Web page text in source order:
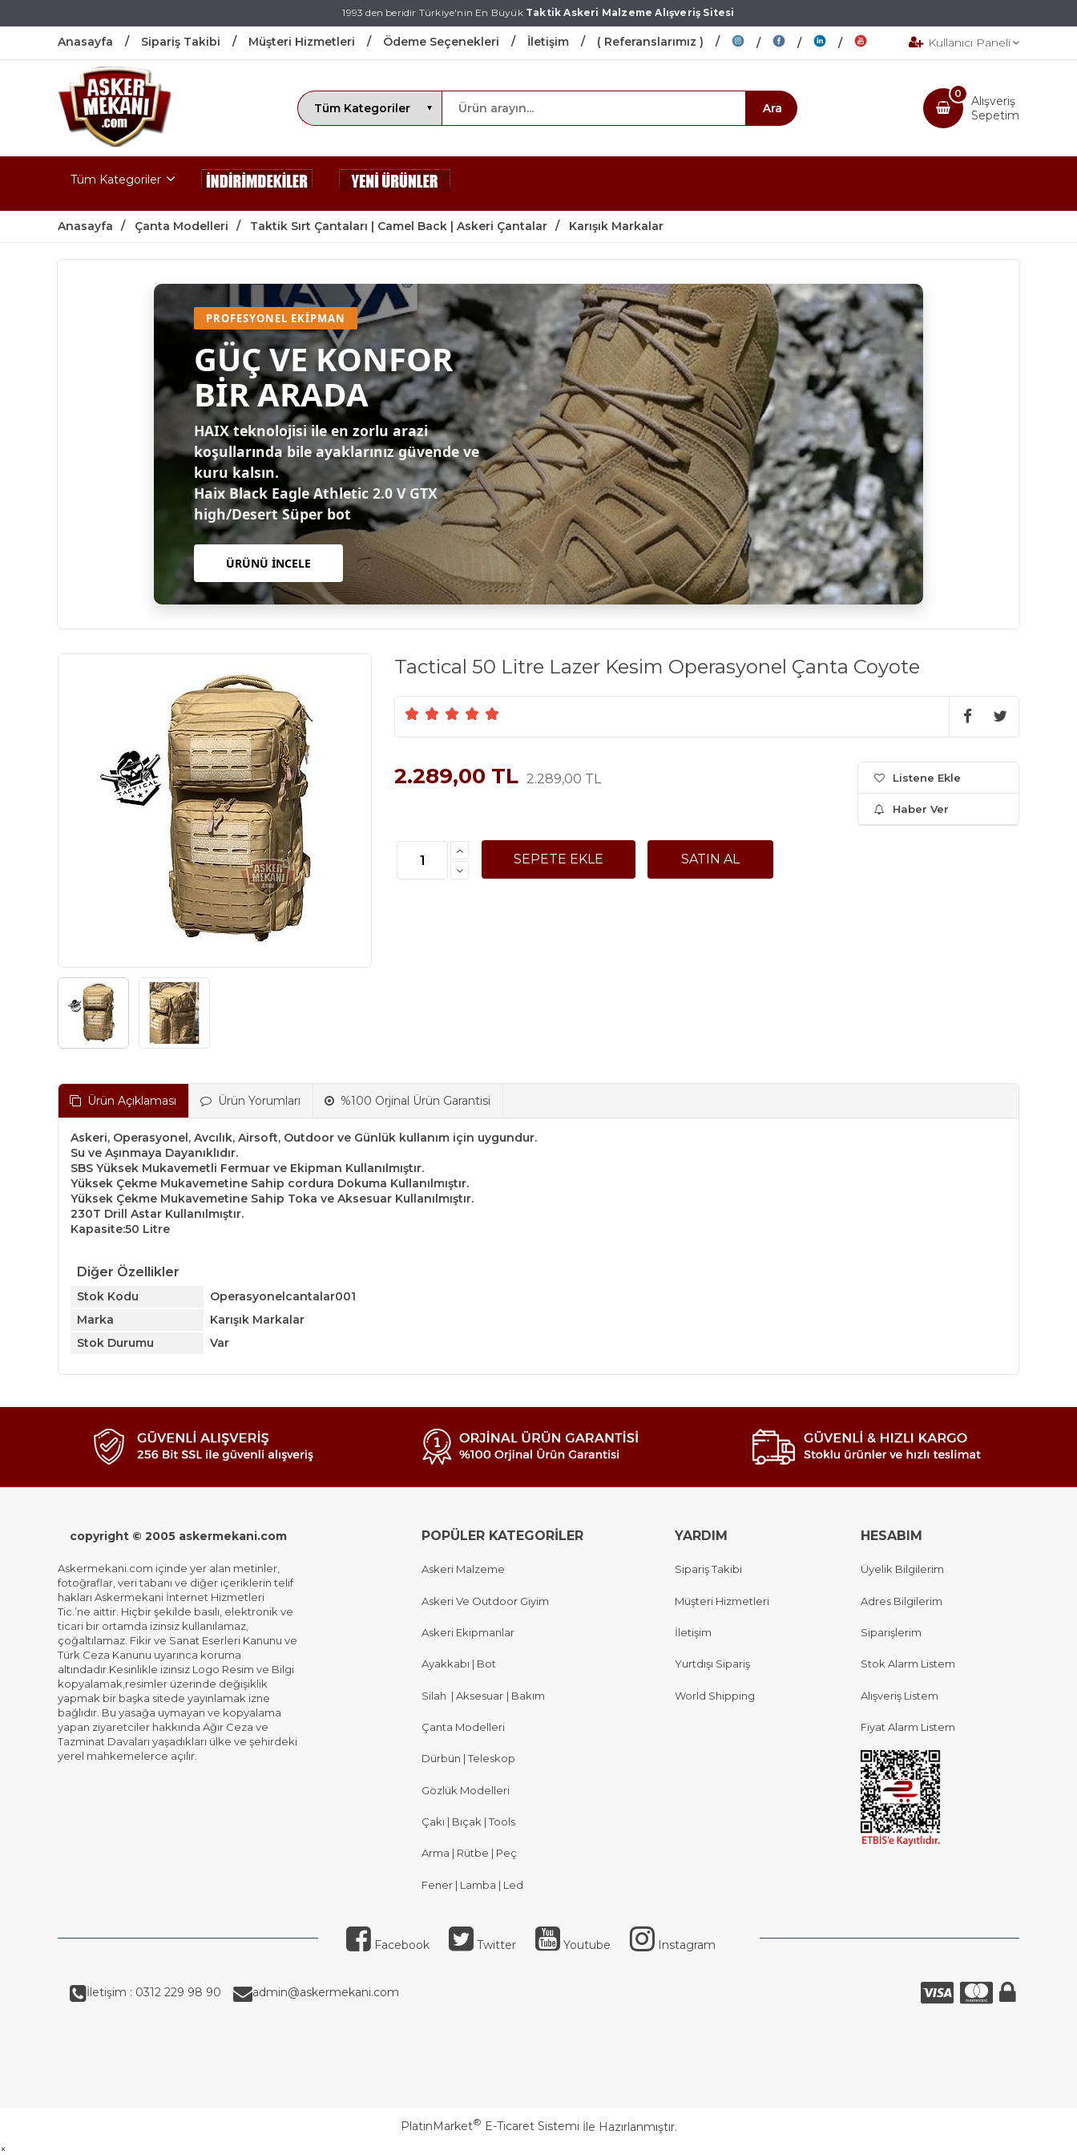
1993 den beridir Türkiye'nin En BüyükTaktik Askeri Malzeme Alışveriş Sitesi
Anasayfa Sipariş Takibi Müşteri Hizmetleri Ödeme Seçenekleri İletişim ( Referanslarımız ) Kullanıcı Paneli
Alışveriş
Sepetim
0
Tüm Kategoriler
Anasayfa Çanta Modelleri Taktik Sırt Çantaları | Camel Back | Askeri Çantalar Karışık Markalar
PROFESYONEL EKIPMAN
GÜÇ VE KONFOR
BİR ARADA
HAIX teknolojisi ile en zorlu arazi
koşullarında bile ayaklarınız güvende ve
kuru kalsın.
Haix Black Eagle Athletic 2.0 V GTX
high/Desert Süper bot
ÜRÜNÜ İNCELE
Tactical 50 Litre Lazer Kesim Operasyonel Çanta Coyote
2.289,00 TL 2.289,00 TL Listene Ekle
Haber Ver
Ürün Açıklaması Ürün Yorumları %100 Orjinal Ürün Garantisi
Askeri, Operasyonel, Avcılık, Airsoft, Outdoor ve Günlük kullanım için uygundur.
Su ve Aşınmaya Dayanıklıdır.
SBS Yüksek Mukavemetli Fermuar ve Ekipman Kullanılmıştır.
Yüksek Çekme Mukavemetine Sahip cordura Dokuma Kullanılmıştır.
Yüksek Çekme Mukavemetine Sahip Toka ve Aksesuar Kullanılmıştır.
230T Drill Astar Kullanılmıştır.
Kapasite:50 Litre
Diğer Özellikler
Stok Kodu
Operasyonelcantalar001
Marka
Karışık Markalar
Stok Durumu
Var
copyright © 2005 askermekani.com
Askermekani.com içinde yer alan metinler,
fotoğraflar, veri tabanı ve diğer içeriklerin telif
hakları Askermekani İnternet Hizmetleri
Tic.’ne aittir. Hiçbir şekilde basılı, elektronik ve
ticari bir ortamda izinsiz kullanılamaz,
çoğaltılamaz. Fikir ve Sanat Eserleri Kanunu ve
Türk Ceza Kanunu uyarınca koruma
altındadır.Kesinlikle izinsiz Logo Resim ve Bilgi
kopyalamak,resimler üzerinde değişiklik
yapmak bir başka sitede yayınlamak izne
bağlıdır. Bu yasağa uymayan ve kopyalama
yapan ziyaretciler hakkında Ağır Ceza ve
Tazminat Davaları yaşadıkları ülke ve şehirdeki
yerel mahkemelerce açılır.
POPÜLER KATEGORİLER
Askeri Malzeme
Askeri Ve Outdoor Giyim
Askeri Ekipmanlar
Ayakkabı | Bot
Silah | Aksesuar | Bakım
Çanta Modelleri
Dürbün | Teleskop
Gözlük Modelleri
Çakı | Bıçak | Tools
Arma | Rütbe | Peç
Fener | Lamba | Led
YARDIM
Sipariş Takibi
Müşteri Hizmetleri
İletişim
Yurtdışı Sipariş
World Shipping
HESABIM
Üyelik Bilgilerim
Adres Bilgilerim
Siparişlerim
Stok Alarm Listem
Alışveriş Listem
Fiyat Alarm Listem
Facebook Twitter Youtube Instagram
İletişim : 0312 229 98 90 admin@askermekani.com
PlatinMarket® E-Ticaret Sistemi İle Hazırlanmıştır.
×